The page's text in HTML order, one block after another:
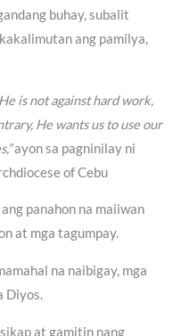
buhay, subalit
ang pamilya,
is not against hard work,
He wants us to use our
ayon sa pagninilay ni
of Cebu
panahon na maiiwan
at mga tagumpay.
na naibigay, mga
Diyos.
at gamitin nang